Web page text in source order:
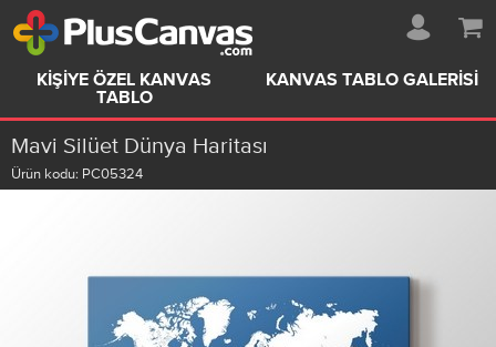
KIŞIYE ÖZEL KANVAS
TABLO
KANVAS TABLO GALERISI
Mavi Silüet Dünya Haritası
Ürün kodu: PC05324